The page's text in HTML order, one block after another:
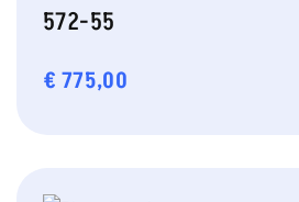
572-55
€ 775,00